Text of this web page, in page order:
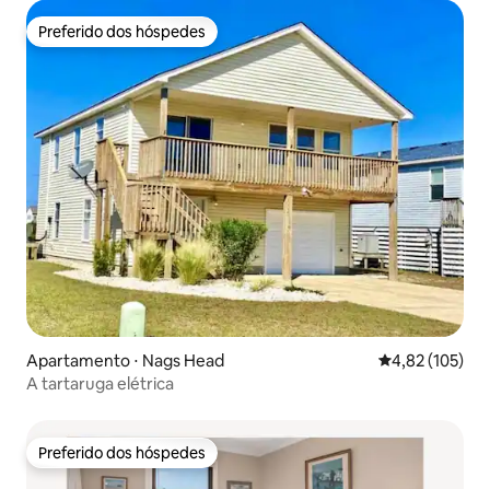
Preferido dos hóspedes
Preferido dos hóspedes
Apartamento ⋅ Nags Head 4,82 de uma
4,82 (105)
A tartaruga elétrica
Preferido dos hóspedes
Preferido dos hóspedes